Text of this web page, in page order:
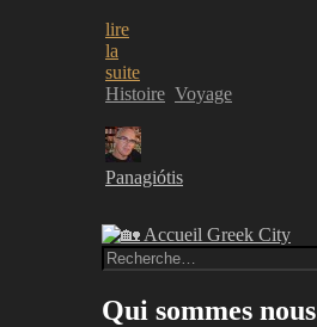
lire
la
suite
Histoire Voyage
Panagiótis
Qui sommes nous